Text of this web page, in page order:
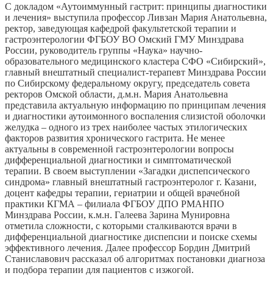
С докладом «Аутоиммунный гастрит: принципы диагностики
и лечения» выступила профессор Ливзан Мария Анатольевна,
ректор, заведующая кафедрой факультетской терапии и
гастроэнтерологии ФГБОУ ВО Омский ГМУ Минздрава
России, руководитель группы «Наука» научно-
образовательного медицинского кластера СФО «Сибирский»,
главный внештатный специалист-терапевт Минздрава России
по Сибирскому федеральному округу, председатель совета
ректоров Омской области, д.м.н. Мария Анатольевна
представила актуальную информацию по принципам лечения
и диагностики аутоимонного воспаления слизистой оболочки
желудка – одного из трех наиболее частых этилогических
факторов развития хронического гастрита. Не менее
актуальны в современной гастроэнтерологии вопросы
дифференциальной диагностики и симптоматической
терапии. В своем выступлении «Загадки диспепсического
синдрома» главный внештатный гастроэнтеролог г. Казани,
доцент кафедры терапии, гериатрии и общей врачебной
практики КГМА – филиала ФГБОУ ДПО РМАНПО
Минздрава России, к.м.н. Галеева Зарина Мунировна
отметила сложности, с которыми сталкиваются врачи в
дифференциальной диагностике диспепсии и поиске схемы
эффективного лечения. Далее профессор Бордин Дмитрий
Станиславович рассказал об алгоритмах постановки диагноза
и подбора терапии для пациентов с изжогой.